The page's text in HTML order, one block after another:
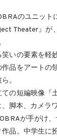
のユニット
Theater』が
いの要素を軽
品をアートの
。
の短編映像『
脚本、カメラ
が手がけ
品。中学生に